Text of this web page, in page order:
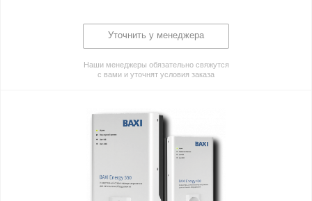
Уточнить у менеджера
Наши менеджеры обязательно свяжутся
с вами и уточнят условия заказа